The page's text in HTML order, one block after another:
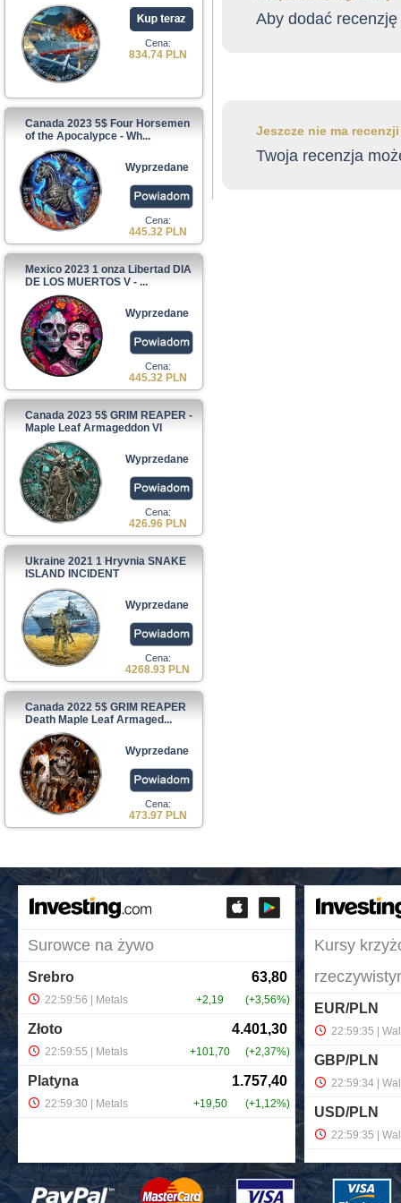
Cena:
834.74 PLN
Canada 2023 5$ Four Horsemen
of the Apocalypce - Wh...
Wyprzedane
Cena:
445.32 PLN
Mexico 2023 1 onza Libertad DIA
DE LOS MUERTOS V - ...
Wyprzedane
Cena:
445.32 PLN
Canada 2023 5$ GRIM REAPER -
Maple Leaf Armageddon VI
Wyprzedane
Cena:
426.96 PLN
Ukraine 2021 1 Hryvnia SNAKE
ISLAND INCIDENT
Wyprzedane
Cena:
4268.93 PLN
Canada 2022 5$ GRIM REAPER
Death Maple Leaf Armaged...
Wyprzedane
Cena:
473.97 PLN
Aby dodać
Jeszcze nie ma
Twoja recenzja
Obsługiwane przez: Investing.com Obsługiwane